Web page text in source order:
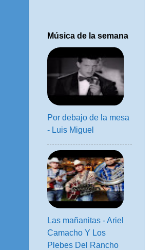
Música de la semana
Por debajo de la mesa
- Luis Miguel
Las mañanitas - Ariel
Camacho Y Los
Plebes Del Rancho